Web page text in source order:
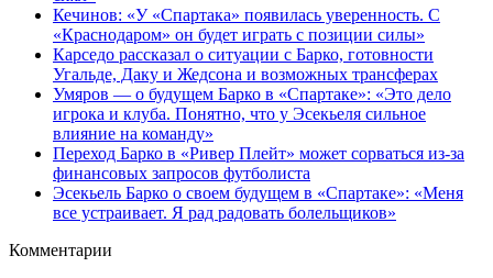
Кечинов: «У «Спартака» появилась уверенность. С
«Краснодаром» он будет играть с позиции силы»
Карседо рассказал о ситуации с Барко, готовности
Угальде, Даку и Жедсона и возможных трансферах
Умяров — о будущем Барко в «Спартаке»: «Это дело
игрока и клуба. Понятно, что у Эсекьеля сильное
влияние на команду»
Переход Барко в «Ривер Плейт» может сорваться из‑за
финансовых запросов футболиста
Эсекьель Барко о своем будущем в «Спартаке»: «Меня
все устраивает. Я рад радовать болельщиков»
Комментарии